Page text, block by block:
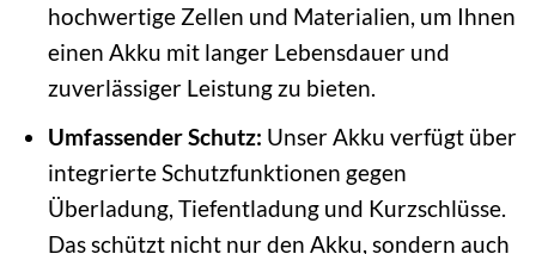
hochwertige Zellen und Materialien, um Ihnen
einen Akku mit langer Lebensdauer und
zuverlässiger Leistung zu bieten.
Umfassender Schutz: Unser Akku verfügt über
integrierte Schutzfunktionen gegen
Überladung, Tiefentladung und Kurzschlüsse.
Das schützt nicht nur den Akku, sondern auch